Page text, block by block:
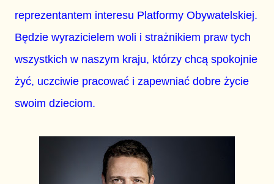
reprezentantem interesu Platformy Obywatelskiej.
Będzie wyrazicielem woli i strażnikiem praw tych
wszystkich w naszym kraju, którzy chcą spokojnie
żyć, uczciwie pracować i zapewniać dobre życie
swoim dzieciom.